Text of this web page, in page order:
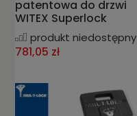
patentowa do drzwi
WITEX Superlock
produkt niedostępny
781,05 zł